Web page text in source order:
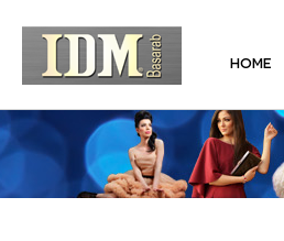
HOME